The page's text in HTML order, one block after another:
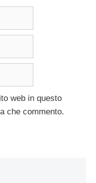
web in questo
che commento.